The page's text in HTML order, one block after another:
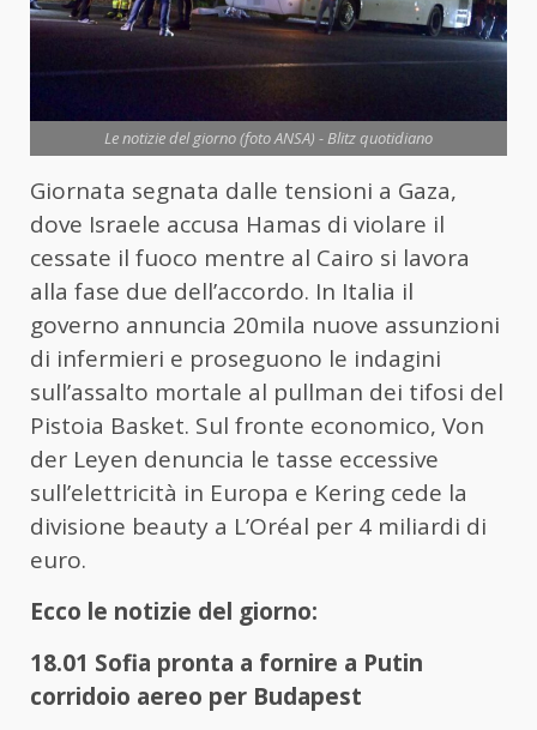
Le notizie del giorno (foto ANSA) - Blitz quotidiano
Giornata segnata dalle tensioni a Gaza,
dove Israele accusa Hamas di violare il
cessate il fuoco mentre al Cairo si lavora
alla fase due dell’accordo. In Italia il
governo annuncia 20mila nuove assunzioni
di infermieri e proseguono le indagini
sull’assalto mortale al pullman dei tifosi del
Pistoia Basket. Sul fronte economico, Von
der Leyen denuncia le tasse eccessive
sull’elettricità in Europa e Kering cede la
divisione beauty a L’Oréal per 4 miliardi di
euro.
Ecco le notizie del giorno:
18.01 Sofia pronta a fornire a Putin
corridoio aereo per Budapest